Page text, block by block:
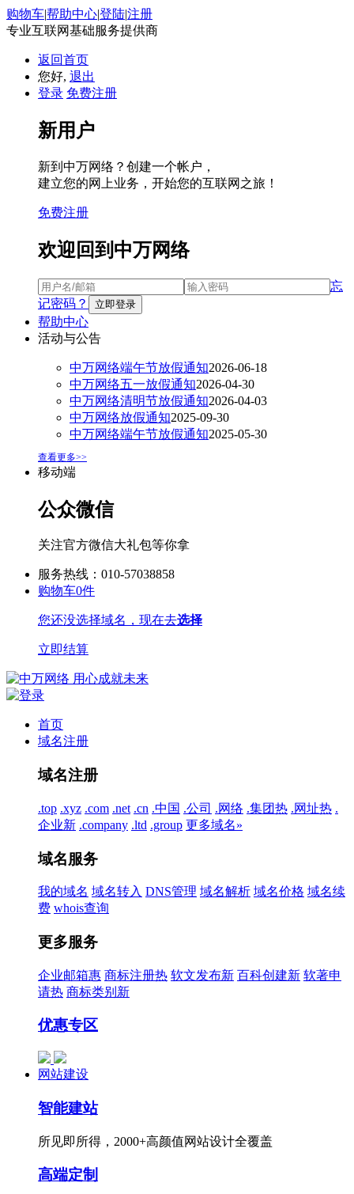
购物车|帮助中心|登陆|注册
专业互联网基础服务提供商
返回首页
您好, 退出
登录 免费注册
新用户
新到中万网络？创建一个帐户，
建立您的网上业务，开始您的互联网之旅！
免费注册
欢迎回到中万网络
忘
记密码？
帮助中心
活动与公告
中万网络端午节放假通知2026-06-18
中万网络五一放假通知2026-04-30
中万网络清明节放假通知2026-04-03
中万网络放假通知2025-09-30
中万网络端午节放假通知2025-05-30
查看更多>>
移动端
公众微信
关注官方微信大礼包等你拿
服务热线：010-57038858
购物车0件
您还没选择域名，现在去选择
立即结算
首页
域名注册
域名注册
.top .xyz .com .net .cn .中国 .公司 .网络 .集团热 .网址热 .
企业新 .company .ltd .group 更多域名»
域名服务
我的域名 域名转入 DNS管理 域名解析 域名价格 域名续
费 whois查询
更多服务
企业邮箱惠 商标注册热 软文发布新 百科创建新 软著申
请热 商标类别 新
优惠专区
网站建设
智能建站
所见即所得，2000+高颜值网站设计全覆盖
高端定制